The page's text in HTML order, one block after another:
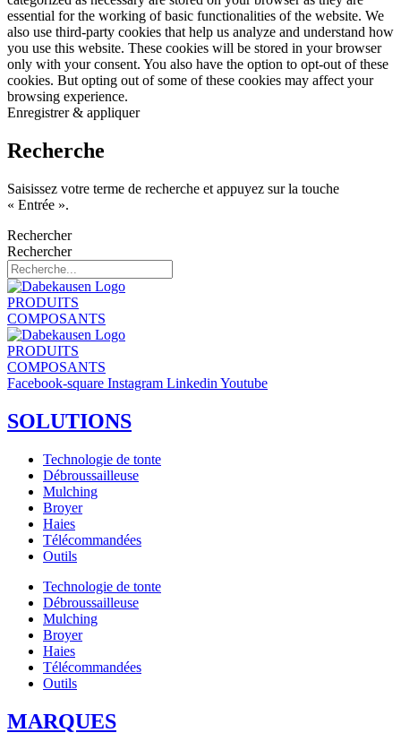
essential for the working of basic functionalities of the website. We
also use third-party cookies that help us analyze and understand how
you use this website. These cookies will be stored in your browser
only with your consent. You also have the option to opt-out of these
cookies. But opting out of some of these cookies may affect your
browsing experience.
Enregistrer & appliquer
Recherche
Saisissez votre terme de recherche et appuyez sur la touche
« Entrée ».
Rechercher
Rechercher
PRODUITS
COMPOSANTS
PRODUITS
COMPOSANTS
Facebook-square Instagram Linkedin Youtube
SOLUTIONS
Technologie de tonte
Débroussailleuse
Mulching
Broyer
Haies
Télécommandées
Outils
Technologie de tonte
Débroussailleuse
Mulching
Broyer
Haies
Télécommandées
Outils
MARQUES